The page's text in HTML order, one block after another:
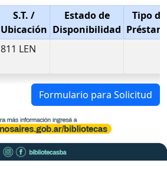
S.T. /
Ubicación
Estado de
Disponibilidad
Tipo de
811 LEN
Formulario para Solicitud